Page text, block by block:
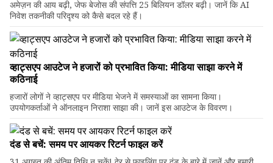
अमेज़न की आय बढ़ी, जेफ बेजोस की संपत्ति 25 बिलियन डॉलर बढ़ी। जानें कि AI
निवेश तकनीकी परिदृश्य को कैसे बदल रहे हैं।
व्हाट्सएप आउटेज ने हजारों को प्रभावित किया: मीडिया साझा करने में
कठिनाई
हजारों लोगों ने व्हाट्सएप पर मीडिया भेजने में समस्याओं का सामना किया।
उपयोगकर्ताओं ने ऑनलाइन निराशा साझा की। जानें इस आउटेज के विवरण।
दंड से बचें: समय पर आयकर रिटर्न फाइल करें